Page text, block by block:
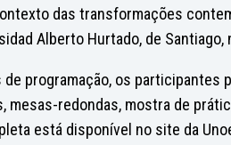
das transformações
Alberto Hurtado, de Santiago,
programação, os participantes
mesas-redondas, mostra de
está disponível no site da